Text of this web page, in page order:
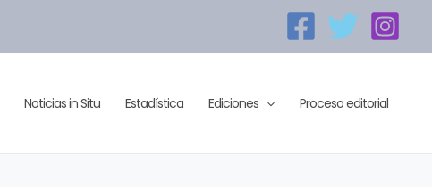
Noticias in Situ Estadística Ediciones Proceso editorial